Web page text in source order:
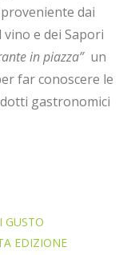
dai
e dei Sapori
in piazza” un
far conoscere le
gastronomici
GUSTO
EDIZIONE